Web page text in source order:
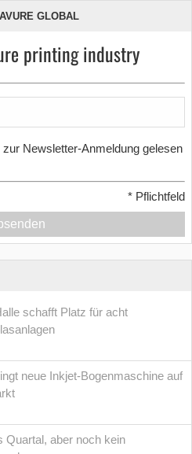
GLOBAL
printing industry
Newsletter-Anmeldung gelesen
* Pflichtfeld
schafft Platz für acht
neue Inkjet-Bogenmaschine auf
Quartal, aber noch kein